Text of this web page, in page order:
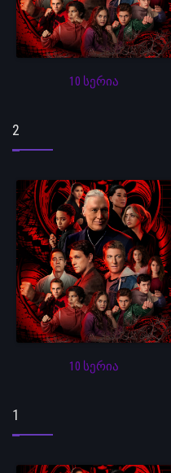
10 სერია
2
10 სერია
1